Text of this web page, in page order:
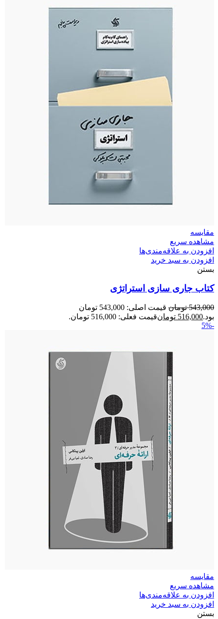
مقایسه
مشاهده سریع
افزودن به علاقه‌مندی‌ها
افزودن به سبد خرید
بستن
کتاب جاری سازی استراتژی
543,000 تومان
قیمت اصلی: 543,000 تومان
بود.516,000 تومانقیمت فعلی: 516,000 تومان.
-5%
مقایسه
مشاهده سریع
افزودن به علاقه‌مندی‌ها
افزودن به سبد خرید
بستن